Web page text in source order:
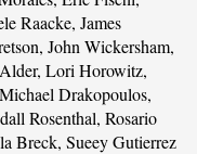
Raacke, James
John Wickersham,
Lori Horowitz,
Drakopoulos,
Rosenthal, Rosario
Breck, Sueey Gutierrez